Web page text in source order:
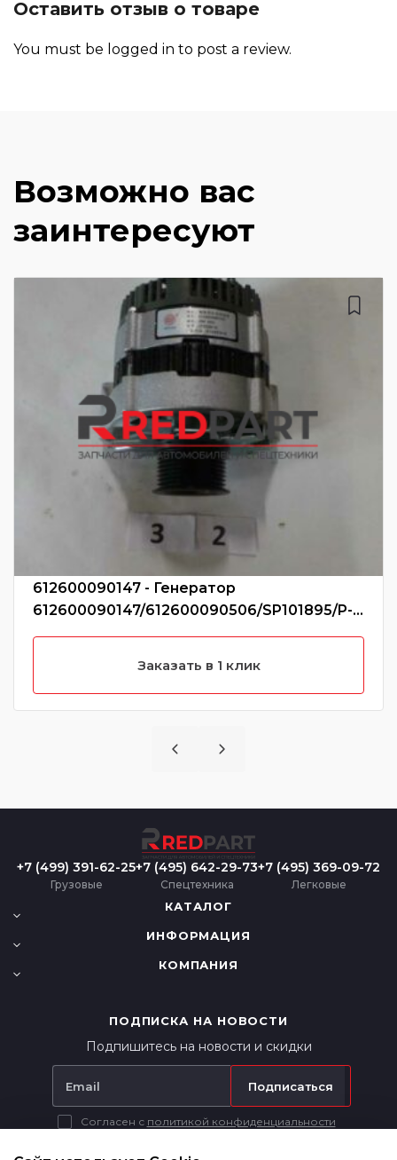
Оставить отзыв о товаре
You must be logged in to post a review.
Возможно вас
заинтересуют
612600090147 - Генератор
612600090147/612600090506/SP101895/P-
C03-4001 (Без характеристики)
Заказать в 1 клик
+7 (499) 391-62-25
Грузовые
+7 (495) 642-29-73
Спецтехника
+7 (495) 369-09-72
Легковые
КАТАЛОГ
ИНФОРМАЦИЯ
КОМПАНИЯ
ПОДПИСКА НА НОВОСТИ
Подпишитесь на новости и скидки
Подписаться
Согласен с политикой конфиденциальности
информационный характер и ни при каких условиях не является